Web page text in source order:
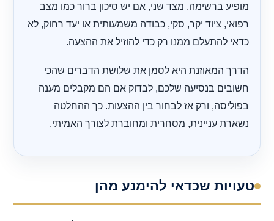
מופיע ברשימה. מצד שני, אם יש סיכון ברור כמו מצב
רפואי, ציוד יקר, סקי, כבודה משמעותית או יעד רחוק, לא
כדאי להתעלם ממנו רק כדי להוזיל את ההצעה.
הדרך המאוזנת היא לסמן את שלושת הדברים שהכי
חשובים בנסיעה שלכם, לבדוק אם הם מקבלים מענה
בפוליסה, ורק אז לבחור בין ההצעות. כך ההחלטה
נשארת עניינית, מסחרית ומחוברת לצורך האמיתי.
טעויות שכדאי להימנע מהן